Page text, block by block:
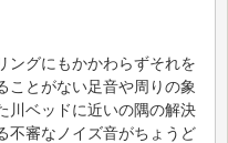
ングにもかかわらずそれを
ことがない足音や周りの象
川ベッドに近いの隅の解決
不審なノイズ音がちょうど